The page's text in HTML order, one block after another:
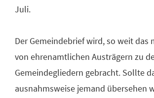
Juli.
Der Gemeindebrief wird, so weit das
von ehrenamtlichen Austrägern zu
Gemeindegliedern gebracht. Sollte
ausnahmsweise jemand übersehen